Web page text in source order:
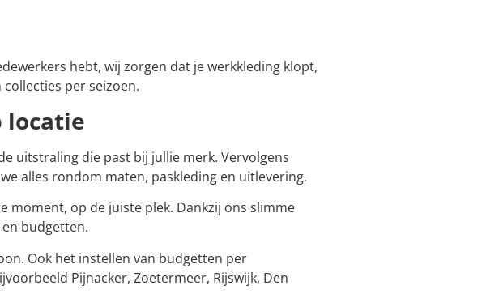
hebt, wij zorgen dat je werkkleding klopt,
per seizoen.
locatie
uitstraling die past bij jullie merk. Vervolgens
alles rondom maten, paskleding en uitlevering.
moment, op de juiste plek. Dankzij ons slimme
budgetten.
Ook het instellen van budgetten per
Pijnacker, Zoetermeer, Rijswijk, Den